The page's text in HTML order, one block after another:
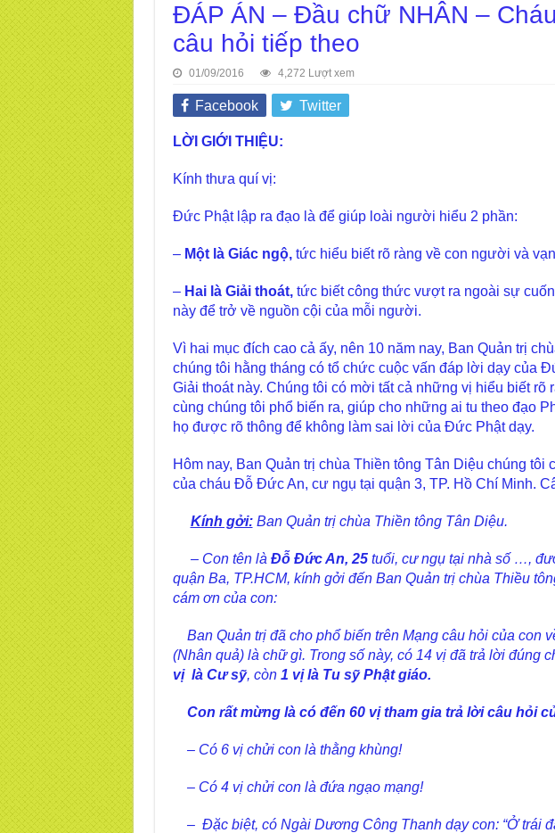
ĐÁP ÁN – Đầu chữ NHÂN –
câu hỏi tiếp theo
01/09/2016 4,272 Lượt xem
Facebook Twitter
LỜI GIỚI THIỆU:
Kính thưa quí vị:
Đức Phật lập ra đạo là để giúp loài người hiểu 2 phần:
– Một là Giác ngộ,tức hiểu biết rõ ràng về con người và
– Hai là Giải thoát,tức biết công thức vượt ra ngoài sự cuốn
này để trở về nguồn cội của mỗi người.
Vì hai mục đích cao cả ấy, nên 10 năm nay, Ban Quản trị
chúng tôi hằng tháng có tổ chức cuộc vấn đáp lời dạy của
Giải thoát này. Chúng tôi có mời tất cả những vị hiểu biết rõ
cùng chúng tôi phổ biến ra, giúp cho những ai tu theo đạo
họ được rõ thông để không làm sai lời của Đức Phật dạy.
Hôm nay, Ban Quản trị chùa Thiền tông Tân Diệu chúng
của cháu Đỗ Đức An, cư ngụ tại quận 3, TP. Hồ Chí Minh.
Kính gởi:Ban Quản trị chùa Thiền tông Tân Diệu.
– Con tên là Đỗ Đức An, 25 tuổi, cư ngụ tại nhà số …,
quận Ba, TP.HCM, kính gởi đến Ban Quản trị chùa Thiều
cám ơn của con:
Ban Quản trị đã cho phổ biến trên Mạng câu hỏi của con
(Nhân quả) là chữ gì. Trong số này, có 14 vị đã trả lời đúng
vị là Cư sỹ, còn 1 vị là Tu sỹ Phật giáo.
Con rất mừng là có đến 60 vị tham gia trả lời câu hỏi
– Có 6 vị chửi con là thằng khùng!
– Có 4 vị chửi con là đứa ngạo mạng!
– Đặc biệt, có Ngài Dương Công Thanh dạy con: “Ở trái